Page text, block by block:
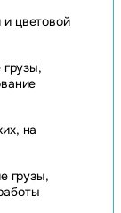
и цветовой
на
грузы,